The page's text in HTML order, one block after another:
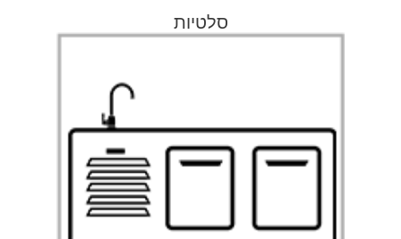
סלטיות
מקררים תעשייתיים
למעבר לעמוד